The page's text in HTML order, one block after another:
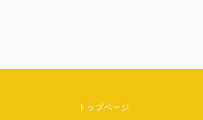
トップページ